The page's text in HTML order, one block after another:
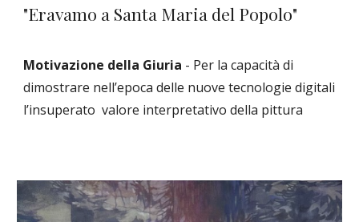
"Eravamo a Santa Maria del Popolo"
Motivazione della Giuria - Per la capacità di
dimostrare nell’epoca delle nuove tecnologie digitali
l’insuperato valore interpretativo della pittura